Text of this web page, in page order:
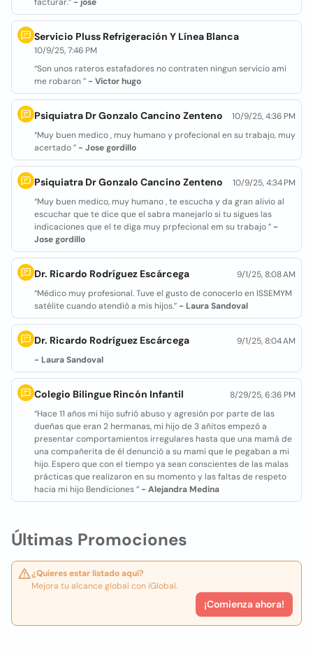
Servicio Pluss Refrigeración Y Línea Blanca
10/9/25, 7:46 PM
“Son unos rateros estafadores no contraten ningun servicio ami
me robaron ” - Victor hugo
Psiquiatra Dr Gonzalo Cancino Zenteno
10/9/25, 4:36 PM
“Muy buen medico , muy humano y profecional en su trabajo, muy
acertado ” - Jose gordillo
Psiquiatra Dr Gonzalo Cancino Zenteno
10/9/25, 4:34 PM
“Muy buen medico, muy humano , te escucha y da gran alivio al
escuchar que te dice que el sabra manejarlo si tu sigues las
indicaciones que el te diga muy prpfecional em su trabajo ” -
Jose gordillo
Dr. Ricardo Rodríguez Escárcega
9/1/25, 8:08 AM
“Médico muy profesional. Tuve el gusto de conocerlo en ISSEMYM
satélite cuando atendió a mis hijos.” - Laura Sandoval
Dr. Ricardo Rodríguez Escárcega
9/1/25, 8:04 AM
- Laura Sandoval
Colegio Bilingue Rincón Infantil
8/29/25, 6:36 PM
“Hace 11 años mi hijo sufrió abuso y agresión por parte de las
dueñas que eran 2 hermanas, mi hijo de 3 añitos empezó a
presentar comportamientos irregulares hasta que una mamá de
una compañerita de él denunció a su mami que le pegaban a mi
hijo. Espero que con el tiempo ya sean conscientes de las malas
prácticas que realizaron en su momento y las faltas de respeto
hacia mi hijo Bendiciones ” - Alejandra Medina
Últimas Promociones
¿Quieres estar listado aquí?
Mejora tu alcance global con iGlobal.
¡Comienza ahora!